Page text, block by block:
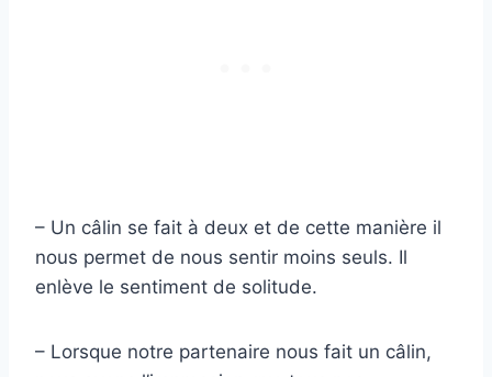
– Un câlin se fait à deux et de cette manière il
nous permet de nous sentir moins seuls. Il
enlève le sentiment de solitude.
– Lorsque notre partenaire nous fait un câlin,